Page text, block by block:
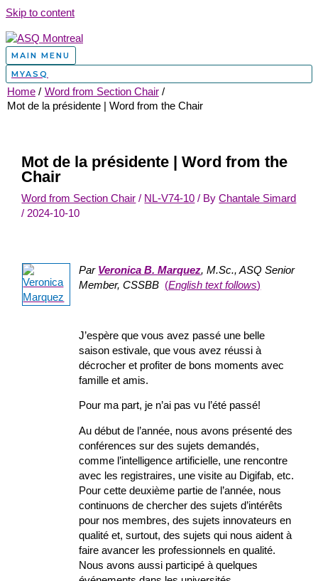
Skip to content
MAIN MENU
MYASQ
Home
Word from Section Chair
Mot de la présidente | Word from the Chair
Mot de la présidente | Word from the
Chair
Word from Section Chair / NL-V74-10 / By Chantale Simard
/ 2024-10-10
Par Veronica B. Marquez, M.Sc., ASQ Senior
Member, CSSBB (English text follows)
J’espère que vous avez passé une belle
saison estivale, que vous avez réussi à
décrocher et profiter de bons moments avec
famille et amis.
Pour ma part, je n’ai pas vu l’été passé!
Au début de l’année, nous avons présenté des
conférences sur des sujets demandés,
comme l’intelligence artificielle, une rencontre
avec les registraires, une visite au Digifab, etc.
Pour cette deuxième partie de l’année, nous
continuons de chercher des sujets d’intérêts
pour nos membres, des sujets innovateurs en
qualité et, surtout, des sujets qui nous aident à
faire avancer les professionnels en qualité.
Nous avons aussi participé à quelques